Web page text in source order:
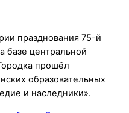
празднования 75-й
центральной
прошёл
образовательных
и наследники».